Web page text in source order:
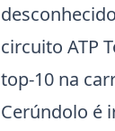
circuito ATP
top-10 na
Cerúndolo é